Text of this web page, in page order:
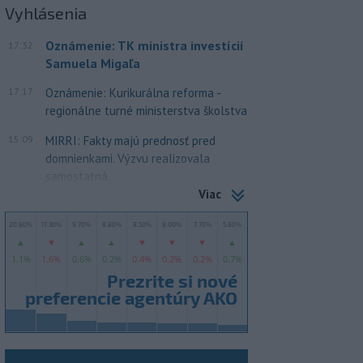
Vyhlásenia
17:32
Oznámenie: TK ministra investícií
Samuela Migaľa
17:17
Oznámenie: Kurikurálna reforma -
regionálne turné ministerstva školstva
15:09
MIRRI: Fakty majú prednosť pred
domnienkami. Výzvu realizovala
samostatná...
Viac